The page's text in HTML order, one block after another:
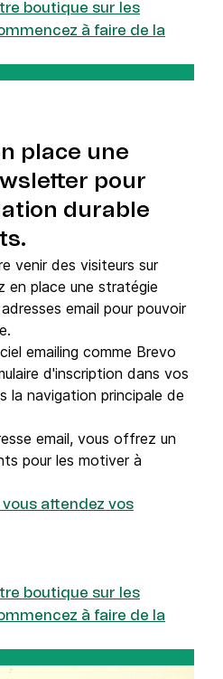
boutique sur les
à faire de la
place une
pour
durable
venir des visiteurs sur
place une stratégie
email pour pouvoir
emailing comme Brevo
d'inscription dans vos
la navigation principale de
email, vous offrez un
pour les motiver à
vous attendez vos
boutique sur les
à faire de la